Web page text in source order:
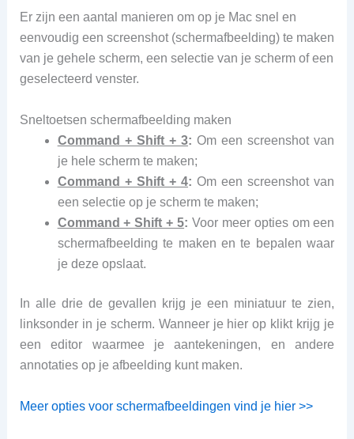
Er zijn een aantal manieren om op je Mac snel en
eenvoudig een screenshot (schermafbeelding) te maken
van je gehele scherm, een selectie van je scherm of een
geselecteerd venster.
Sneltoetsen schermafbeelding maken
Command + Shift + 3:Om een screenshot van
je hele scherm te maken;
Command + Shift + 4:Om een screenshot van
een selectie op je scherm te maken;
Command + Shift + 5: Voor meer opties om een
schermafbeelding te maken en te bepalen waar
je deze opslaat.
In alle drie de gevallen krijg je een miniatuur te zien,
linksonder in je scherm. Wanneer je hier op klikt krijg je
een editor waarmee je aantekeningen, en andere
annotaties op je afbeelding kunt maken.
Meer opties voor schermafbeeldingen vind je hier >>